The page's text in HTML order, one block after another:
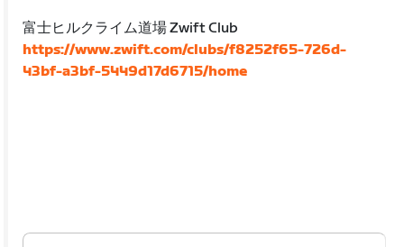
富士ヒルクライム道場 Zwift Club
https://www.zwift.com/clubs/f8252f65-726d-
43bf-a3bf-5449d17d6715/home